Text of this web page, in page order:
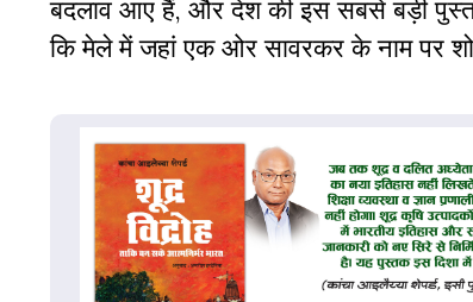
बदलाव आए हैं, और देश की इस सबसे बड़ी
कि मेले में जहां एक ओर सावरकर के नाम पर